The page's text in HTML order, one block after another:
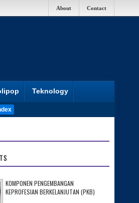
About Contact
Teknology
KOMPONEN PENGEMBANGAN
KEPROFESIAN BERKELANJUTAN (PKB)